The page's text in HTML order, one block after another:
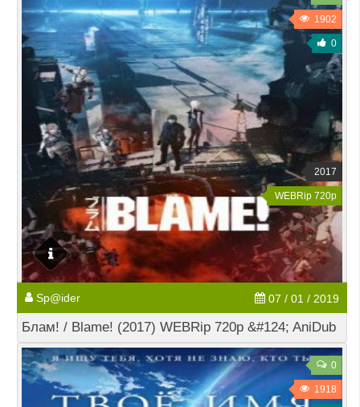
1902
0
2017
WEBRip 720p
Sp@ider 07 / 01 / 2019
Блам! / Blame! (2017) WEBRip 720p &#124; AniDub
0
1918